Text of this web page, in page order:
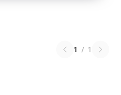
1 / 1